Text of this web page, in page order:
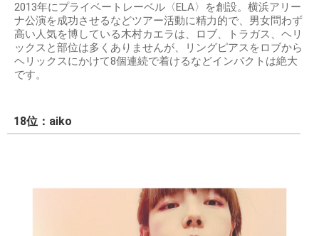
2013年にプライベートレーベル〈ELA〉を創設。横浜アリー
ナ公演を成功させるなどツアー活動に精力的で、男女問わず
高い人気を博している木村カエラは、ロブ、トラガス、ヘリ
ックスと部位は多くありませんが、リングピアスをロブから
ヘリックスにかけて8個連続で着けるなどインパクトは絶大
です。
18位：aiko